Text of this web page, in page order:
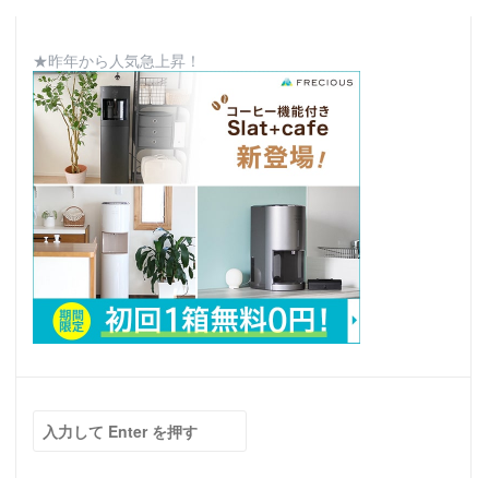
★昨年から人気急上昇！
索: